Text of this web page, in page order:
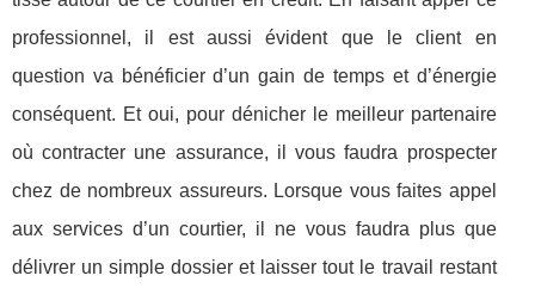
professionnel, il est aussi évident que le client en
question va bénéficier d’un gain de temps et d’énergie
conséquent. Et oui, pour dénicher le meilleur partenaire
où contracter une assurance, il vous faudra prospecter
chez de nombreux assureurs. Lorsque vous faites appel
aux services d’un courtier, il ne vous faudra plus que
délivrer un simple dossier et laisser tout le travail restant